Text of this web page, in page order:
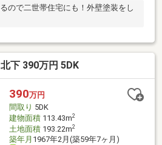
ので二世帯住宅にも！外壁塗装をし
下 390万円 5DK
390万円
間取り 5DK
建物面積113.43m2
土地面積193.22m2
築年月 1967年2月(築59年7ヶ月)